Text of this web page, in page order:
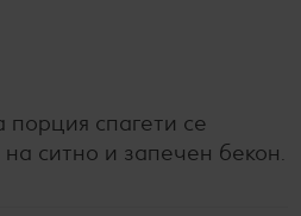
порция спагети се
ситно и запечен бекон.